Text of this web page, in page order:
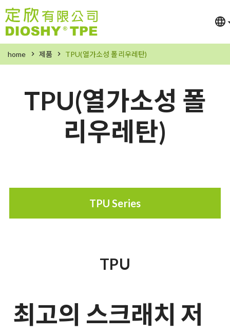
home 제품 TPU(열가소성 폴리우레탄)
TPU(열가소성 폴
리우레탄)
TPU Series
TPU
최고의 스크래치 저